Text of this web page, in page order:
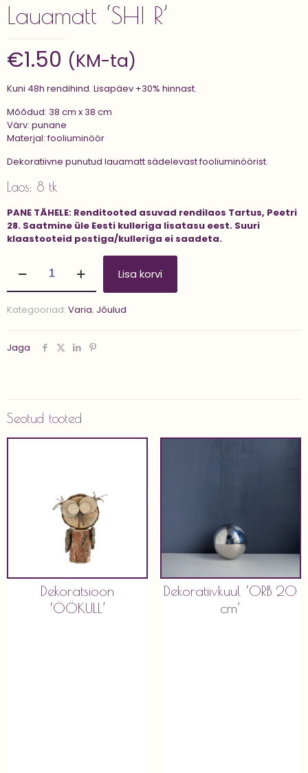
Lauamatt ‘SHI R’
€1.50 (KM-ta)
Kuni 48h rendihind. Lisapäev +30% hinnast.
Mõõdud: 38 cm x 38 cm
Värv: punane
Materjal: fooliuminöör
Dekoratiivne punutud lauamatt sädelevast fooliuminöörist.
Laos: 8 tk
PANE TÄHELE: Renditooted asuvad rendilaos Tartus, Peetri
28. Saatmine üle Eesti kulleriga lisatasu eest. Suuri
klaastooteid postiga/kulleriga ei saadeta.
'SHI
R'
Lisa korvi
Kategooriad: Varia, Jõulud
Jaga
Seotud tooted
Dekoratsioon
‘ÖÖKULL’
Dekoratiivkuul ‘ORB 20
cm’